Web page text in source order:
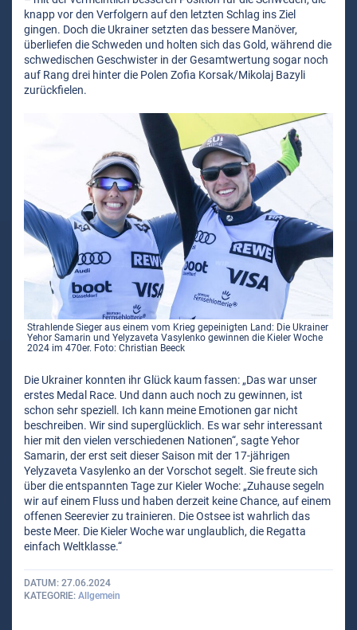
knapp vor den Verfolgern auf den letzten Schlag ins Ziel
gingen. Doch die Ukrainer setzten das bessere Manöver,
überliefen die Schweden und holten sich das Gold, während die
schwedischen Geschwister in der Gesamtwertung sogar noch
auf Rang drei hinter die Polen Zofia Korsak/Mikolaj Bazyli
zurückfielen.
Strahlende Sieger aus einem vom Krieg gepeinigten Land: Die Ukrainer
Yehor Samarin und Yelyzaveta Vasylenko gewinnen die Kieler Woche
2024 im 470er. Foto: Christian Beeck
Die Ukrainer konnten ihr Glück kaum fassen: „Das war unser
erstes Medal Race. Und dann auch noch zu gewinnen, ist
schon sehr speziell. Ich kann meine Emotionen gar nicht
beschreiben. Wir sind superglücklich. Es war sehr interessant
hier mit den vielen verschiedenen Nationen“, sagte Yehor
Samarin, der erst seit dieser Saison mit der 17-jährigen
Yelyzaveta Vasylenko an der Vorschot segelt. Sie freute sich
über die entspannten Tage zur Kieler Woche: „Zuhause segeln
wir auf einem Fluss und haben derzeit keine Chance, auf einem
offenen Seerevier zu trainieren. Die Ostsee ist wahrlich das
beste Meer. Die Kieler Woche war unglaublich, die Regatta
einfach Weltklasse.“
DATUM 27.06.2024
KATEGORIE Allgemein